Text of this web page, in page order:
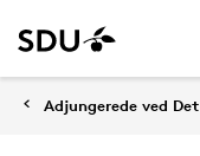
Adjungerede ved